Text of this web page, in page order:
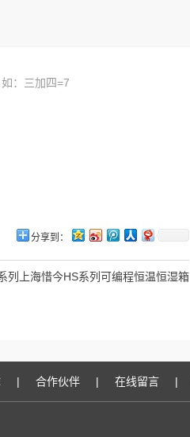
：三加四=7
分享到：
列上海惜今HS系列可编程恒温恒湿箱
| 合作伙伴 | 在线留言 |